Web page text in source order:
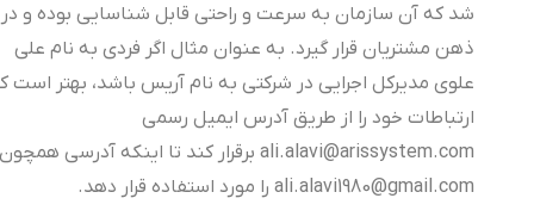
شد که آن سازمان به سرعت و راحتی قابل شناسایی بوده و در
ذهن مشتریان قرار گیرد. به عنوان مثال اگر فردی به نام علی
علوی مدیرکل اجرایی در شرکتی به نام آریس باشد، بهتر است که
ارتباطات خود را از طریق آدرس ایمیل رسمی
ali.alavi@arissystem.com برقرار کند تا اینکه آدرسی همچون
ali.alavi1980@gmail.com را مورد استفاده قرار دهد.